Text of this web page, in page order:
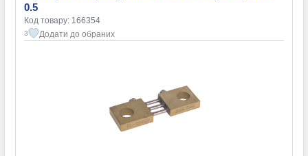
0.5
Код товару: 166354
3 Додати до обраних